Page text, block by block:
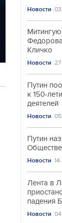
Новости 03
Кличко
Новости
Путин
к 150-
деятелей
Новости 05
Путин
Новости 14
Лента в
падения
Новости 04